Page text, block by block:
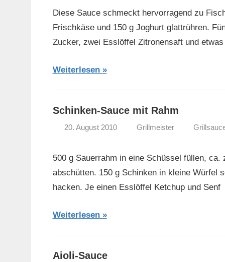
Diese Sauce schmeckt hervorragend zu
Frischkäse und 150 g Joghurt glattrühren.
Zucker, zwei Esslöffel Zitronensaft und etwas
Weiterlesen
Schinken-Sauce mit Rahm
20. August 2010 Grillmeister
500 g Sauerrahm in eine Schüssel füllen,
abschütten. 150 g Schinken in kleine Würfel
hacken. Je einen Esslöffel Ketchup und Senf
Weiterlesen
Aioli-Sauce